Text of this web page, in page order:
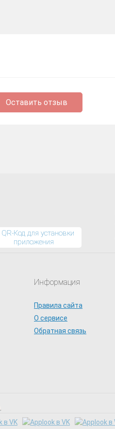
Оставить отзыв
Информация
Правила сайта
О сервисе
Обратная связь